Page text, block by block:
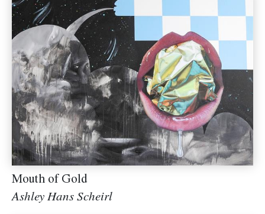
Mouth of Gold
Ashley Hans Scheirl